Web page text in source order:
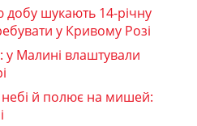
шукають 14-річну
у Кривому Розі
у Малині влаштували
небі й полює на мишей: